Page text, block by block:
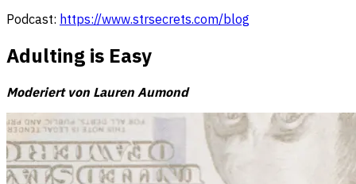
Podcast: https://www.strsecrets.com/blog
Adulting is Easy
Moderiert von Lauren Aumond